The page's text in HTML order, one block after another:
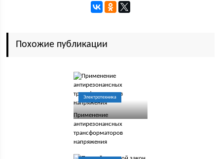
Похожие публикации
Электротехника
Применение
антирезонансных
трансформаторов
напряжения